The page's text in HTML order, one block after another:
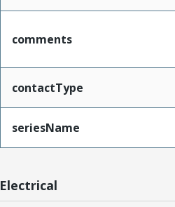
comments
contactType
seriesName
Electrical